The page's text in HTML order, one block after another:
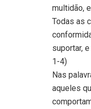
multidão,
Todas as
suportar,
1-4)
Nas
aqueles